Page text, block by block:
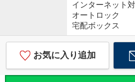
インターネット
オートロック
宅配ボックス
お気に入り追加